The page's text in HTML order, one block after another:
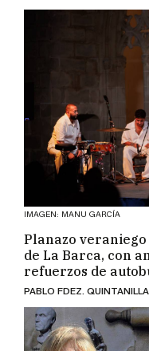
IMAGEN: MANU GARCÍA
Planazo
de La Barca, con
refuerzos de
PABLO FDEZ. QUINTANILLA